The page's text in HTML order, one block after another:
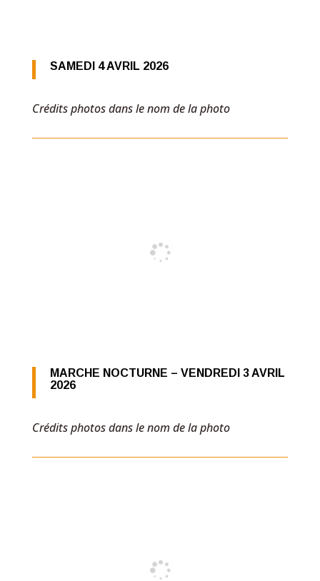
SAMEDI 4 AVRIL 2026
Crédits photos dans le nom de la photo
MARCHE NOCTURNE – VENDREDI 3 AVRIL
2026
Crédits photos dans le nom de la photo